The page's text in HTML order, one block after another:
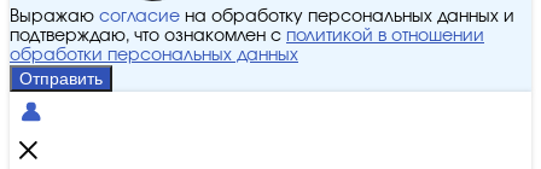
Выражаю согласие на обработку персональных данных и
подтверждаю, что ознакомлен с политикой в отношении
обработки персональных данных
Отправить